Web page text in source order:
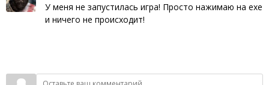
У меня не запустилась игра! Просто нажимаю на exe
и ничего не происходит!